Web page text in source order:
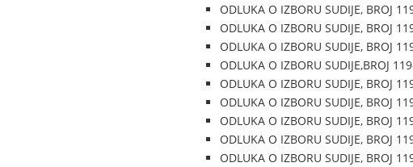
ODLUKA O IZBORU SUDIJE, BROJ
ODLUKA O IZBORU SUDIJE, BROJ
ODLUKA O IZBORU SUDIJE, BROJ
ODLUKA O IZBORU SUDIJE,BROJ
ODLUKA O IZBORU SUDIJE, BROJ
ODLUKA O IZBORU SUDIJE, BROJ
ODLUKA O IZBORU SUDIJE, BROJ
ODLUKA O IZBORU SUDIJE, BROJ
ODLUKA O IZBORU SUDIJE, BROJ